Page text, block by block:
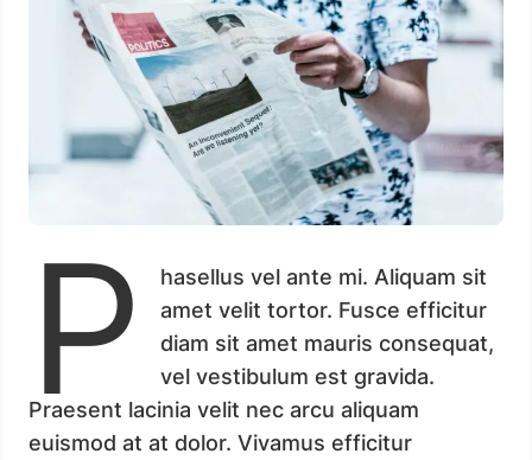
P
hasellus vel ante mi. Aliquam sit
amet velit tortor. Fusce efficitur
diam sit amet mauris consequat,
vel vestibulum est gravida.
Praesent lacinia velit nec arcu aliquam
euismod at at dolor. Vivamus efficitur